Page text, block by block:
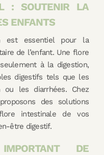
: SOUTENIR LA
ENFANTS
est essentiel pour la
de l’enfant. Une flore
à la digestion,
digestifs tels que les
ou les diarrhées. Chez
des solutions
intestinale de vos
être digestif.
DE